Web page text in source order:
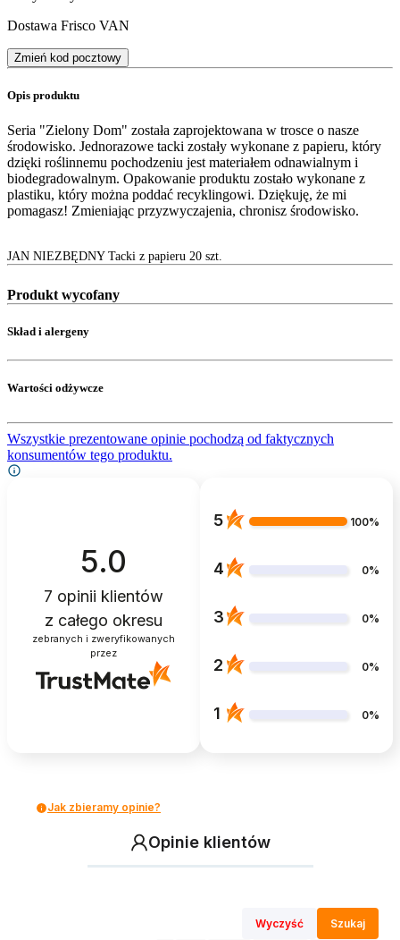
Dostawa Frisco VAN
Zmień kod pocztowy
Opis produktu
Seria "Zielony Dom" została zaprojektowana w trosce o nasze
środowisko. Jednorazowe tacki zostały wykonane z papieru, który
dzięki roślinnemu pochodzeniu jest materiałem odnawialnym i
biodegradowalnym. Opakowanie produktu zostało wykonane z
plastiku, który można poddać recyklingowi. Dziękuję, że mi
pomagasz! Zmieniając przyzwyczajenia, chronisz środowisko.
JAN NIEZBĘDNY Tacki z papieru 20 szt.
Produkt wycofany
Skład i alergeny
Wartości odżywcze
Wszystkie prezentowane opinie pochodzą od faktycznych
konsumentów tego produktu.
5.0
7 opinii klientów
z całego okresu
zebranych i zweryfikowanych
przez
5 100%
4 0%
3 0%
2 0%
1 0%
Jak zbieramy opinie?
Opinie klientów
Wyczyść Szukaj